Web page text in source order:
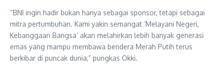
“BNI ingin hadir bukan hanya sebagai sponsor, tetapi sebagai
mitra pertumbuhan. Kami yakin semangat ‘Melayani Negeri,
Kebanggaan Bangsa’ akan melahirkan lebih banyak generasi
emas yang mampu membawa bendera Merah Putih terus
berkibar di puncak dunia,” pungkas Okki.